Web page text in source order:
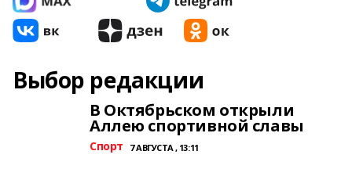
Выбор редакции
В Октябрьском открыли
Аллею спортивной славы
Спорт 7 АВГУСТА , 13:11